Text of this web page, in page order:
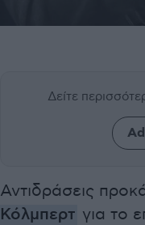
Δείτε
Αντιδράσεις
Κόλμπερτ για το